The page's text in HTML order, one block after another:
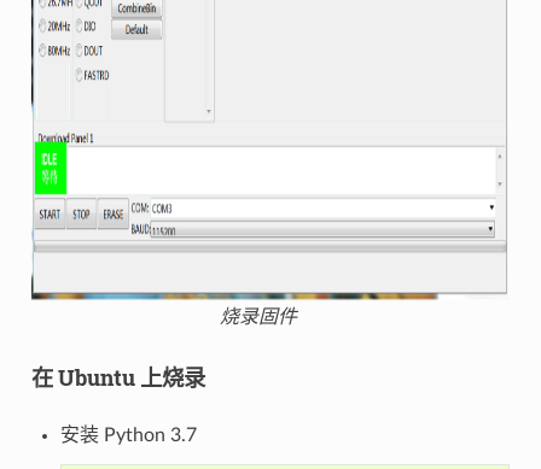
烧录固件
在 Ubuntu 上烧录
安装 Python 3.7